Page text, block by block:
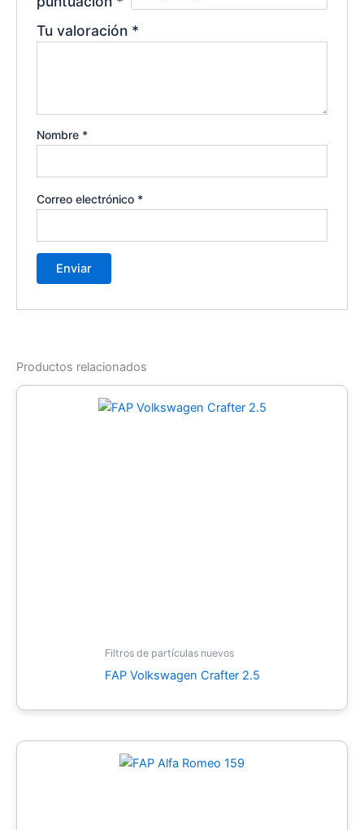
Tu valoración *
Nombre *
Correo electrónico *
Productos relacionados
Filtros de partículas nuevos
FAP Volkswagen Crafter 2.5